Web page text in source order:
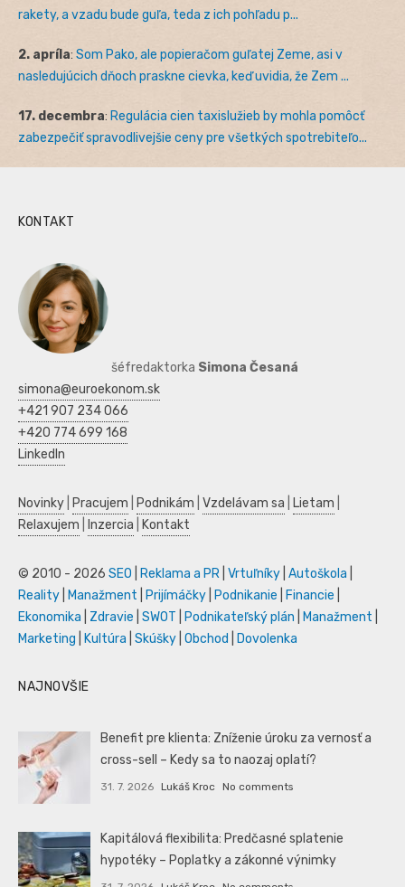
rakety, a vzadu bude guľa, teda z ich pohľadu p...
2. apríla: Som Pako, ale popieračom guľatej Zeme, asi v
nasledujúcich dňoch praskne cievka, keď uvidia, že Zem ...
17. decembra: Regulácia cien taxislužieb by mohla pomôcť
zabezpečiť spravodlivejšie ceny pre všetkých spotrebiteľo...
KONTAKT
šéfredaktorka Simona Česaná
simona@euroekonom.sk
+421 907 234 066
+420 774 699 168
LinkedIn
Novinky Pracujem Podnikám Vzdelávam sa Lietam
Relaxujem
Inzercia Kontakt
© 2010 - 2026 SEO Reklama a PR Vrtuľníky Autoškola
Reality
Manažment Prijímáčky Podnikanie Financie
Ekonomika
Zdravie SWOT Podnikateľský plán Manažment
Marketing
Kultúra Skúšky Obchod Dovolenka
NAJNOVŠIE
Benefit pre klienta: Zníženie úroku za vernosť a
cross-sell – Kedy sa to naozaj oplatí?
31. 7. 2026 Lukáš Kroc No comments
Kapitálová flexibilita: Predčasné splatenie
hypotéky – Poplatky a zákonné výnimky